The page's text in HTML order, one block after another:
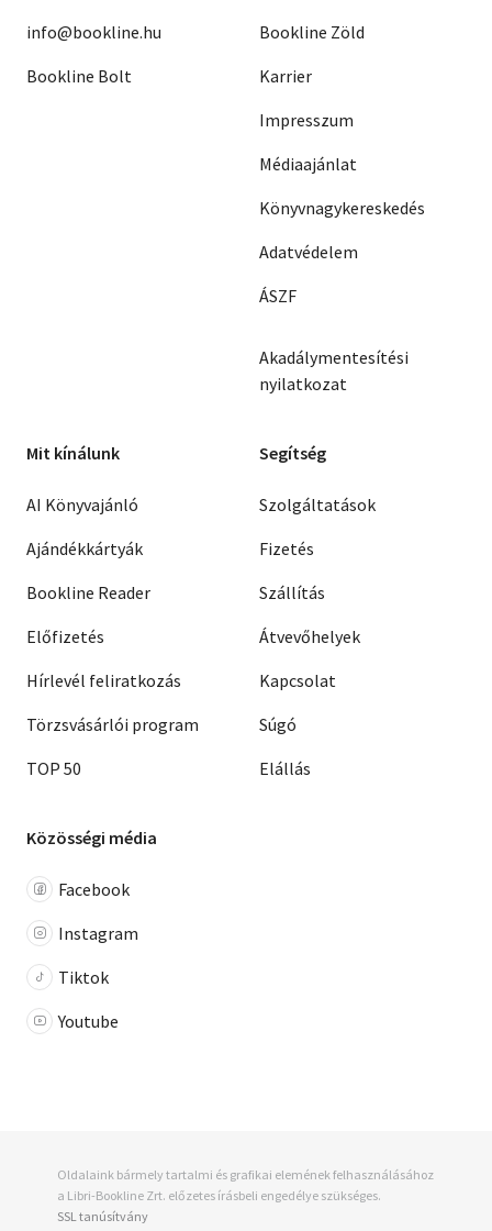
info@bookline.hu
Bookline Bolt
Bookline Zöld
Karrier
Impresszum
Médiaajánlat
Könyvnagykereskedés
Adatvédelem
ÁSZF
Akadálymentesítési
nyilatkozat
Mit kínálunk
AI Könyvajánló
Ajándékkártyák
Bookline Reader
Előfizetés
Hírlevél feliratkozás
Törzsvásárlói program
TOP 50
Segítség
Szolgáltatások
Fizetés
Szállítás
Átvevőhelyek
Kapcsolat
Súgó
Elállás
Közösségi média
Facebook
Instagram
Tiktok
Youtube
Oldalaink bármely tartalmi és grafikai elemének felhasználásához
a Libri-Bookline Zrt. előzetes írásbeli engedélye szükséges.
SSL tanúsítvány